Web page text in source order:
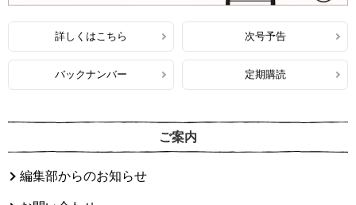
詳しくはこちら 次号予告
バックナンバー 定期購読
ご案内
編集部からのお知らせ